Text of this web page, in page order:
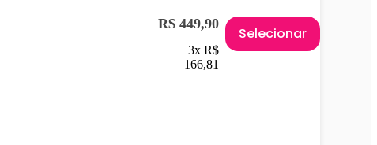
R$ 449,90
3x R$
166,81
Selecionar